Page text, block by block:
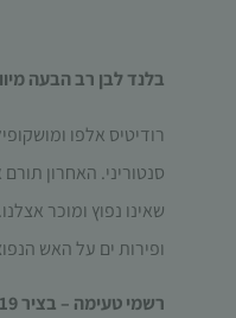
בלנד לבן רב הבעה
רודיטיס אלפו
סנטוריני. האחרון
שאינו נפוץ ומוכר
ופירות ים על האש
רשמי טעימה – בציר 2019: